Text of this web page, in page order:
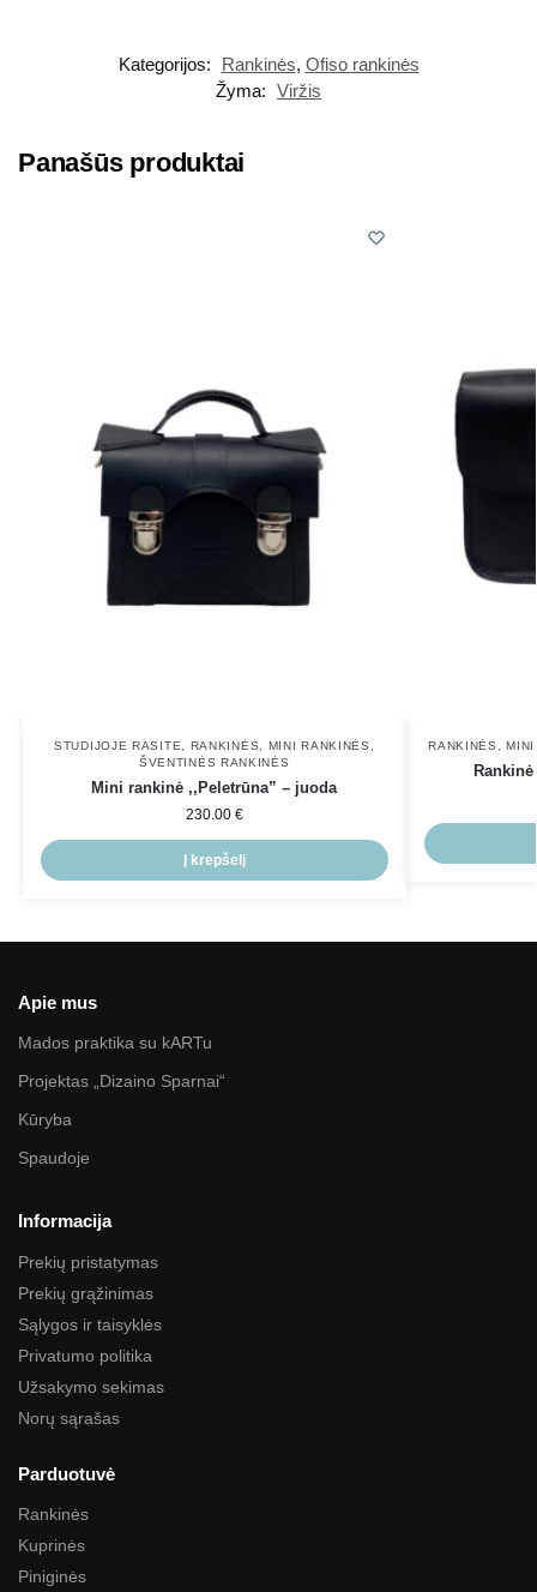
Kategorijos: Rankinės, Ofiso rankinės
Žyma: Viržis
Panašūs produktai
STUDIJOJE RASITE RANKINĖS MINI RANKINĖS
ŠVENTINĖS RANKINĖS
Mini rankinė ,,Peletrūna” – juoda
230.00 €
Į krepšelį
RANKINĖS ,MINI
Apie mus
Mados praktika su kARTu
Projektas „Dizaino Sparnai“
Kūryba
Spaudoje
Informacija
Prekių pristatymas
Prekių grąžinimas
Sąlygos ir taisyklės
Privatumo politika
Užsakymo sekimas
Norų sąrašas
Parduotuvė
Rankinės
Kuprinės
Piniginės